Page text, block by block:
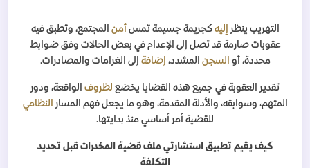
التهريب ينظر إليهكجريمة جسيمة تمس أمن المجتمع، وتطبق فيه
عقوبات صارمة قد تصل إلى الإعدام في بعض الحالات وفق ضوابط
محددة، أو السجن المشدد، إضافة إلى الغرامات والمصادرات.
تقدير العقوبة في جميع هذه القضايا يخضع لظروف الواقعة، ودور
المتهم، وسوابقه، والأدلة المقدمة، وهو ما يجعل فهم المسار
النظامي
للقضية أمر أساسي منذ بدايتها.
كيف يقيم تطبيق استشارتي ملف قضية المخدرات قبل تحديد
التكلفة